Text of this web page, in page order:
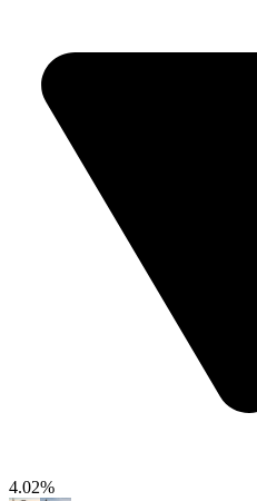
4.02%